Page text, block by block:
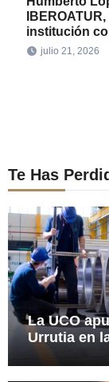
institución
julio 21, 2026
Te Has
La UCO
Urrutia en
Reunidos